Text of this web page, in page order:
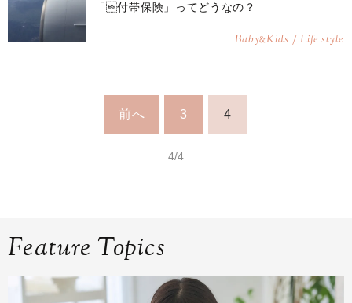
「付帯保険」ってどうなの？
Baby&Kids / Life style
前へ 3 4
4/4
Feature Topics